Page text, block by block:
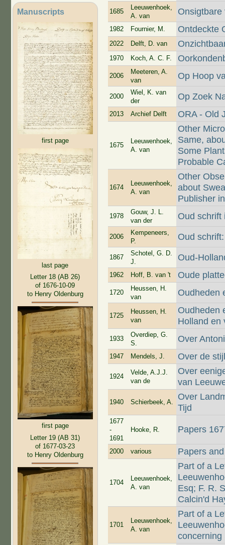
Manuscripts
first page
last page
Letter 18 (AB 26)
of 1676-10-09
to Henry Oldenburg
first page
Letter 19 (AB 31)
of 1677-03-23
to Henry Oldenburg
1685
Leeuwenhoek,
A. van
Onsigtbare
1982 Fournier, M. Ontdeckte
2022 Delft, D. van
1970 Koch, A. C. F.
2006
Meeteren, A.
van
Op Hoop
2000
Wiel, K. van
der
Op Zoek
2013 Archief Delft ORA - Old
1675
Leeuwenhoek,
A. van
Other
Same,
Some
Probable
1674
Leeuwenhoek,
A. van
Other
about
Publisher
1978
Gouw, J. L.
van der
Oud schrift
2006
Kempeneers,
P.
Oud
1867
Schotel, G. D.
J.
Oud-
1962 Hoff, B. van 't Oude
1720
Heussen, H.
van
Oudheden
1725
Heussen, H.
van
Oudheden
Holland en
1933
Overdiep, G.
S.
Over
1947 Mendels, J. Over de
1924
Velde, A.J.J.
van de
Over
van
1940 Schierbeek, A.
Over
Tijd
1677
-
1691
Hooke, R. Papers
2000 various Papers
1704
Leeuwenhoek,
A. van
Part of a
Esq; F. R.
Calcin'd
1701
Leeuwenhoek,
A. van
Part of a
concerning